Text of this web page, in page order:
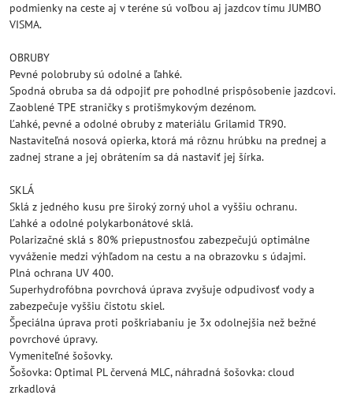
podmienky na ceste aj v teréne sú voľbou aj jazdcov tímu JUMBO
VISMA.
OBRUBY
Pevné polobruby sú odolné a ľahké.
Spodná obruba sa dá odpojiť pre pohodlné prispôsobenie jazdcovi.
Zaoblené TPE straničky s protišmykovým dezénom.
Ľahké, pevné a odolné obruby z materiálu Grilamid TR90.
Nastaviteľná nosová opierka, ktorá má rôznu hrúbku na prednej a
zadnej strane a jej obrátením sa dá nastaviť jej šírka.
SKLÁ
Sklá z jedného kusu pre široký zorný uhol a vyššiu ochranu.
Ľahké a odolné polykarbonátové sklá.
Polarizačné sklá s 80% priepustnosťou zabezpečujú optimálne
vyváženie medzi výhľadom na cestu a na obrazovku s údajmi.
Plná ochrana UV 400.
Superhydrofóbna povrchová úprava zvyšuje odpudivosť vody a
zabezpečuje vyššiu čistotu skiel.
Špeciálna úprava proti poškriabaniu je 3x odolnejšia než bežné
povrchové úpravy.
Vymeniteľné šošovky.
Šošovka: Optimal PL červená MLC, náhradná šošovka: cloud
zrkadlová